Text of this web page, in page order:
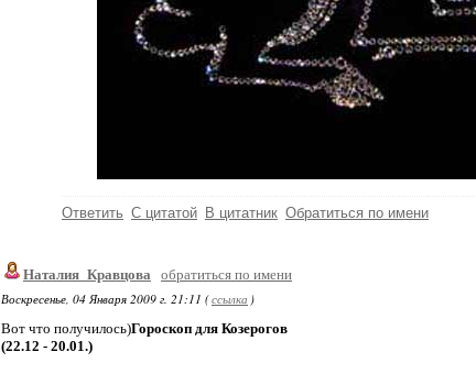
Ответить С цитатой В цитатник Обратиться по имени
Наталия_Кравцова
обратиться по имени
Воскресенье, 04 Января 2009 г. 21:11 (ссылка )
Вот что получилось)Гороскоп для Козерогов
(22.12 - 20.01.)